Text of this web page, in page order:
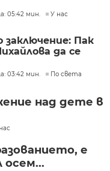
05:42 мин. У нас
заключение: Пак
да се
03:42 мин. По света
над дете в
е
осем...